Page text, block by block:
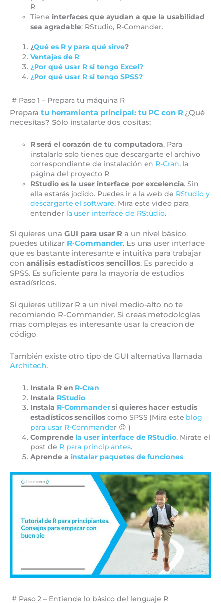
R
Tiene interfaces que ayudan a que la usabilidad
sea agradable: RStudio, R-Comander.
¿Qué es R y para qué sirve?
Ventajas de R
¿Por qué usar R si tengo Excel?
¿Por qué usar R si tengo SPSS?
# Paso 1 – Prepara tu máquina R
Prepara tu herramienta principal: tu PC con R ¿Qué
necesitas? Sólo instalarte dos cositas:
R será el corazón de tu computadora. Para
instalarlo solo tienes que descargarte el archivo
correspondiente de instalación en R-Cran, la
página del proyecto R
RStudio es la user interface por excelencia. Sin
ella estarás jodido. Puedes ir a la web de RStudio y
descargarte el software. Mira este vídeo para
entender la user interface de RStudio.
Si quieres una GUI para usar R a un nivel básico
puedes utilizar R-Commander. Es una user interface
que es bastante interesante e intuitiva para trabajar
con análisis estadísticos sencillos. Es parecido a
SPSS. Es suficiente para la mayoría de estudios
estadísticos.
Si quieres utilizar R a un nivel medio-alto no te
recomiendo R-Commander. Si creas metodologías
más complejas es interesante usar la creación de
código.
También existe otro tipo de GUI alternativa llamada
Architech.
Instala R en R-Cran
Instala RStudio
Instala R-Commander si quieres hacer estudis
estadísticos sencillos como SPSS (Mira este blog
para usar R-Commander 😉 )
Comprende la user interface de RStudio. Mirate el
post de R para principiantes.
Aprende ainstalar paquetes de funciones
# Paso 2 – Entiende lo básico del lenguaje R